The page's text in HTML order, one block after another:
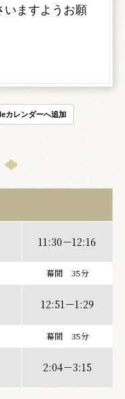
いますようお願
カレンダーへ追加
11:30－12:16
幕間 35分
12:51－1:29
幕間 35分
2:04－3:15